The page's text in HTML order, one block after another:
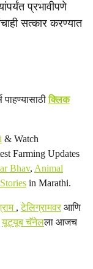
प्रभावीपणे
सत्कार करण्यात
क्लिक
& Watch
Farming Updates
Bhav, Animal
in Marathi.
,टेलिग्रामवरआणि
यूट्यूब चॅनेलला आजच